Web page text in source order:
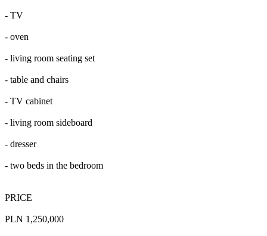
- TV
- oven
- living room seating set
- table and chairs
- TV cabinet
- living room sideboard
- dresser
- two beds in the bedroom
PRICE
PLN 1,250,000